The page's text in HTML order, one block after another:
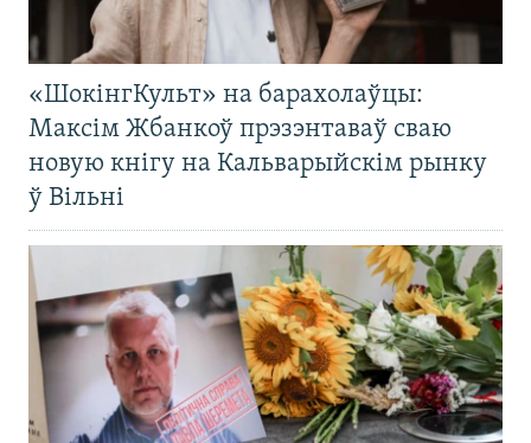
«ШокінгКульт» на барахолаўцы:
Максім Жбанкоў прэзэнтаваў сваю
новую кнігу на Кальварыйскім рынку
ў Вільні